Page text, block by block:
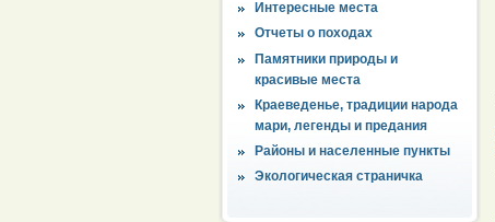
Интересные места
Отчеты о походах
Памятники природы и
красивые места
Краеведенье, традиции народа
мари, легенды и предания
Районы и населенные пункты
Экологическая страничка